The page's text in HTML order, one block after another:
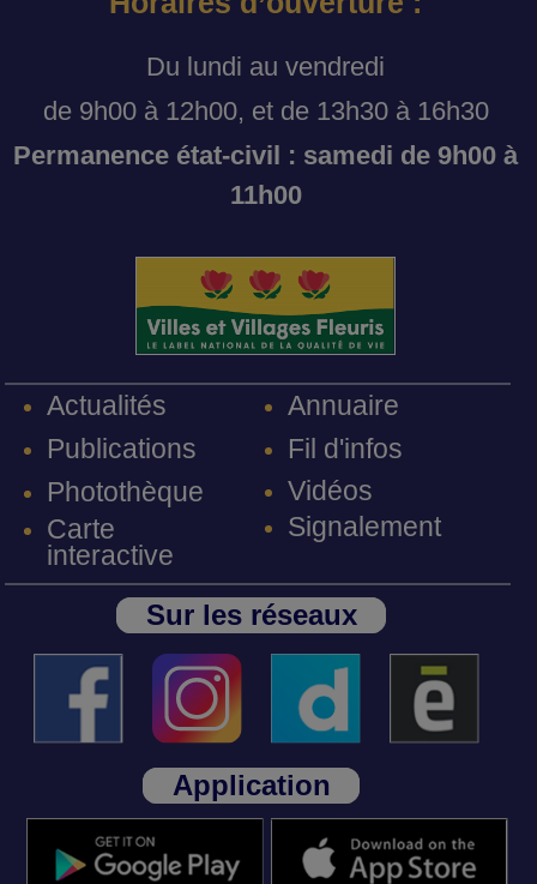
Du lundi au vendredi
de 9h00 à 12h00, et de 13h30 à 16h30
Permanence état-civil : samedi de 9h00 à
11h00
Actualités
Publications
Photothèque
Carte
interactive
Annuaire
Fil d'infos
Vidéos
Signalement
Sur les réseaux
Application